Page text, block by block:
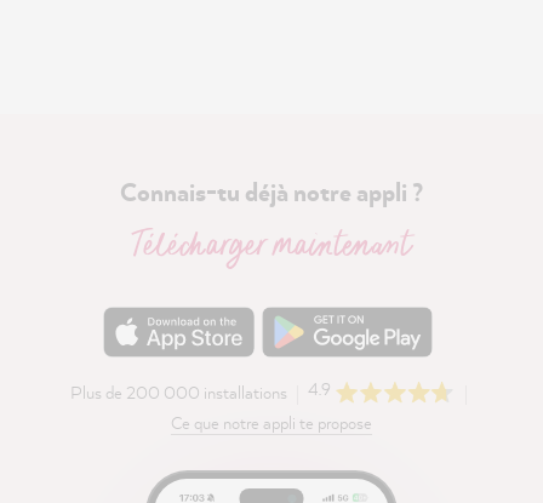
Connais-tu déjà notre appli ?
Télécharger maintenant
Plus de 200 000 installations
4.9
Ce que notre appli te propose